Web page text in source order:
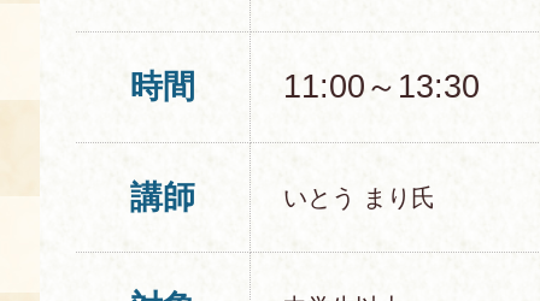
時間 11:00～13:30
講師 いとう まり氏